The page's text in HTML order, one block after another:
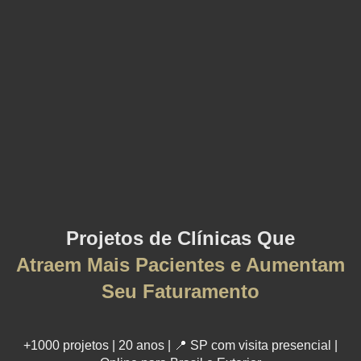
Projetos de Clínicas Que
Atraem Mais Pacientes e Aumentam
Seu Faturamento
+1000 projetos | 20 anos | 📍 SP com visita presencial |